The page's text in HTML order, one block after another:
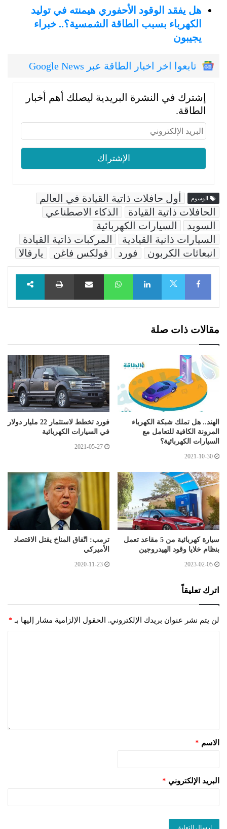
هل يفقد الوقود الأحفوري هيمنته في توليد
الكهرباء بسبب الطاقة الشمسية؟.. خبراء
يجيبون
تابعوا اخر اخبار الطاقة عبر Google News
إشترك في النشرة البريدية ليصلك أهم أخبار
الطاقة.
الوسوم
أول حافلات ذاتية القيادة في العالم
الحافلات ذاتية القيادة
الذكاء الاصطناعي
السويد
السيارات الكهربائية
السيارات ذانية القيادية
المركبات ذاتية القيادة
انبعاثات الكربون
فورد فولكس فاغن يارفالا
Facebook
LinkedIn
WhatsAppمشاركة عبر البريد طباعة
مقالات ذات صلة
الهند.. هل تملك شبكة الكهرباء
المرونة الكافية للتعامل مع
السيارات الكهربائية؟
2021-10-30
فورد تخطط لاستثمار 22 مليار دولار
في السيارات الكهربائية
2021-05-27
سيارة كهربائية من 5 مقاعد تعمل
بنظام خلايا وقود الهيدروجين
2023-02-05
ترمب: اتّفاق المناخ يقتل الاقتصاد
الأميركي
2020-11-23
اترك تعليقاً
لن يتم نشر عنوان بريدك الإلكتروني. الحقول الإلزامية مشار إليها بـ *
الاسم *
البريد الإلكتروني *